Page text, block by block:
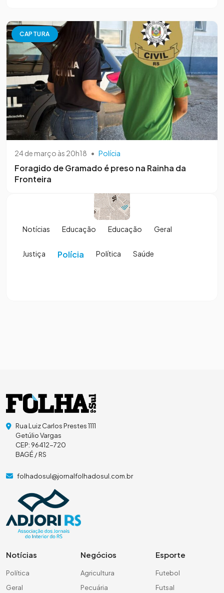
CAPTURA
24 de março às 20h18 • Polícia
Foragido de Gramado é preso na Rainha da
Fronteira
Notícias Educação Educação Geral
Justiça Polícia Política Saúde
Rua Luiz Carlos Prestes 1111
Getúlio Vargas
CEP: 96412-720
BAGÉ / RS
folhadosul@jornalfolhadosul.com.br
Notícias
Política
Geral
Negócios
Agricultura
Pecuária
Esporte
Futebol
Futsal